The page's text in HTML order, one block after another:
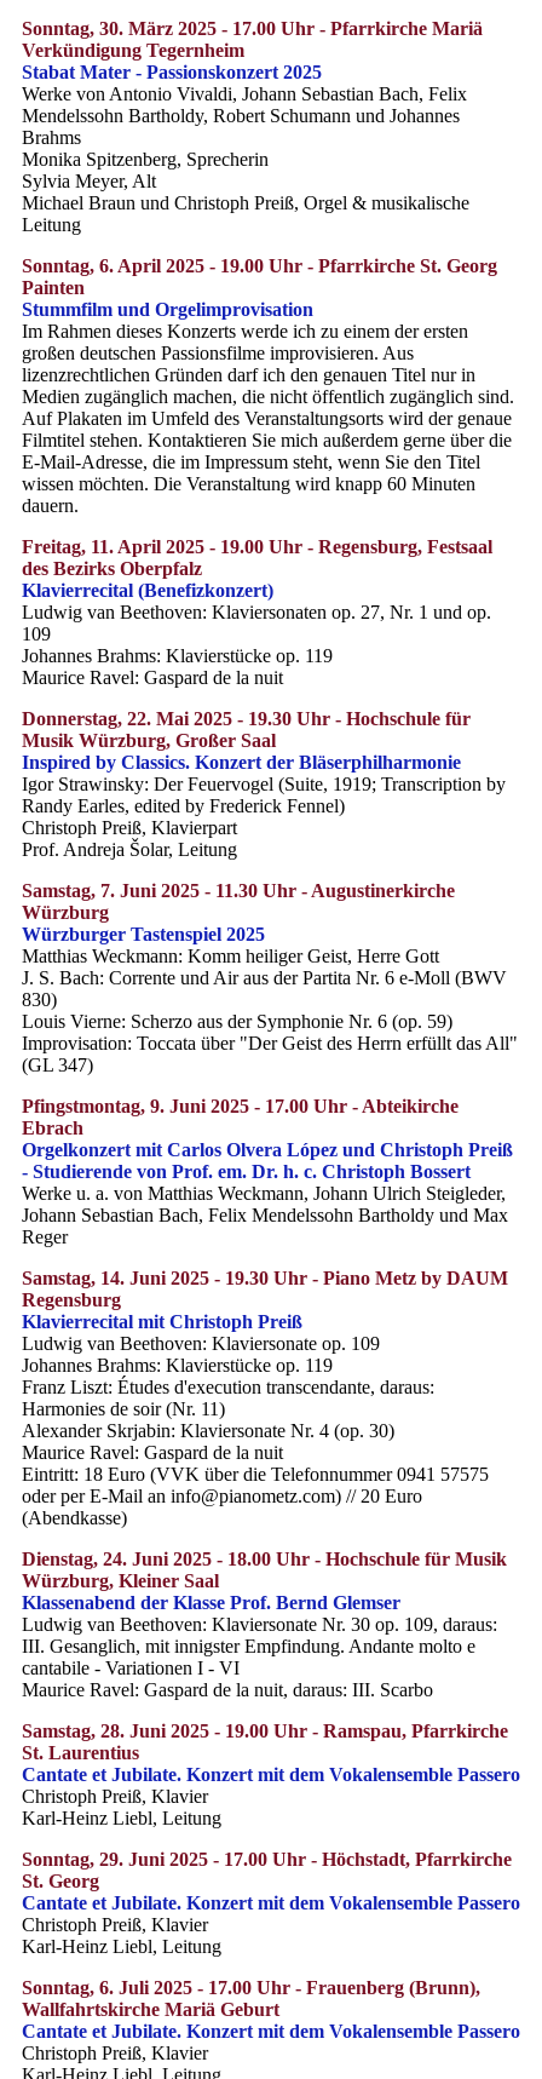
Sonntag, 30. März 2025 - 17.00 Uhr - Pfarrkirche Mariä
Verkündigung Tegernheim
Stabat Mater - Passionskonzert 2025
Werke von Antonio Vivaldi, Johann Sebastian Bach, Felix
Mendelssohn Bartholdy, Robert Schumann und Johannes
Brahms
Monika Spitzenberg, Sprecherin
Sylvia Meyer, Alt
Michael Braun und Christoph Preiß, Orgel & musikalische
Leitung
Sonntag, 6. April 2025 - 19.00 Uhr - Pfarrkirche St. Georg
Painten
Stummfilm und Orgelimprovisation
Im Rahmen dieses Konzerts werde ich zu einem der ersten
großen deutschen Passionsfilme improvisieren. Aus
lizenzrechtlichen Gründen darf ich den genauen Titel nur in
Medien zugänglich machen, die nicht öffentlich zugänglich sind.
Auf Plakaten im Umfeld des Veranstaltungsorts wird der genaue
Filmtitel stehen. Kontaktieren Sie mich außerdem gerne über die
E-Mail-Adresse, die im Impressum steht, wenn Sie den Titel
wissen möchten. Die Veranstaltung wird knapp 60 Minuten
dauern.
Freitag, 11. April 2025 - 19.00 Uhr - Regensburg, Festsaal
des Bezirks Oberpfalz
Klavierrecital (Benefizkonzert)
Ludwig van Beethoven: Klaviersonaten op. 27, Nr. 1 und op.
109
Johannes Brahms: Klavierstücke op. 119
Maurice Ravel: Gaspard de la nuit
Donnerstag, 22. Mai 2025 - 19.30 Uhr - Hochschule für
Musik Würzburg, Großer Saal
Inspired by Classics. Konzert der Bläserphilharmonie
Igor Strawinsky: Der Feuervogel (Suite, 1919; Transcription by
Randy Earles, edited by Frederick Fennel)
Christoph Preiß, Klavierpart
Prof. Andreja Šolar, Leitung
Samstag, 7. Juni 2025 - 11.30 Uhr - Augustinerkirche
Würzburg
Würzburger Tastenspiel 2025
Matthias Weckmann: Komm heiliger Geist, Herre Gott
J. S. Bach: Corrente und Air aus der Partita Nr. 6 e-Moll (BWV
830)
Louis Vierne: Scherzo aus der Symphonie Nr. 6 (op. 59)
Improvisation: Toccata über "Der Geist des Herrn erfüllt das All"
(GL 347)
Pfingstmontag, 9. Juni 2025 - 17.00 Uhr - Abteikirche
Ebrach
Orgelkonzert mit Carlos Olvera López und Christoph Preiß
- Studierende von Prof. em. Dr. h. c. Christoph Bossert
Werke u. a. von Matthias Weckmann, Johann Ulrich Steigleder,
Johann Sebastian Bach, Felix Mendelssohn Bartholdy und Max
Reger
Samstag, 14. Juni 2025 - 19.30 Uhr - Piano Metz by DAUM
Regensburg
Klavierrecital mit Christoph Preiß
Ludwig van Beethoven: Klaviersonate op. 109
Johannes Brahms: Klavierstücke op. 119
Franz Liszt: Études d'execution transcendante, daraus:
Harmonies de soir (Nr. 11)
Alexander Skrjabin: Klaviersonate Nr. 4 (op. 30)
Maurice Ravel: Gaspard de la nuit
Eintritt: 18 Euro (VVK über die Telefonnummer 0941 57575
oder per E-Mail an info@pianometz.com) // 20 Euro
(Abendkasse)
Dienstag, 24. Juni 2025 - 18.00 Uhr - Hochschule für Musik
Würzburg, Kleiner Saal
Klassenabend der Klasse Prof. Bernd Glemser
Ludwig van Beethoven: Klaviersonate Nr. 30 op. 109, daraus:
III. Gesanglich, mit innigster Empfindung. Andante molto e
cantabile - Variationen I - VI
Maurice Ravel: Gaspard de la nuit, daraus: III. Scarbo
Samstag, 28. Juni 2025 - 19.00 Uhr - Ramspau, Pfarrkirche
St. Laurentius
Cantate et Jubilate. Konzert mit dem Vokalensemble Passero
Christoph Preiß, Klavier
Karl-Heinz Liebl, Leitung
Sonntag, 29. Juni 2025 - 17.00 Uhr - Höchstadt, Pfarrkirche
St. Georg
Cantate et Jubilate. Konzert mit dem Vokalensemble Passero
Christoph Preiß, Klavier
Karl-Heinz Liebl, Leitung
Sonntag, 6. Juli 2025 - 17.00 Uhr - Frauenberg (Brunn),
Wallfahrtskirche Mariä Geburt
Cantate et Jubilate. Konzert mit dem Vokalensemble Passero
Christoph Preiß, Klavier